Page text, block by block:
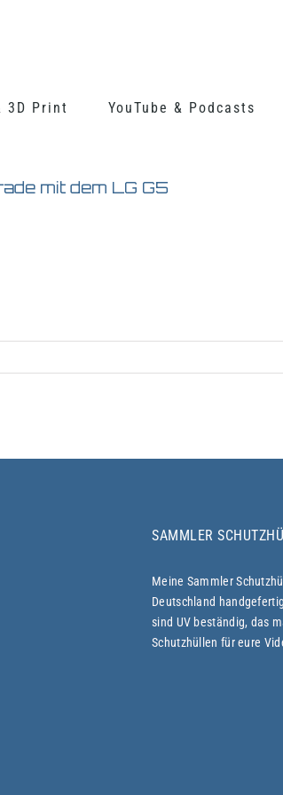
3D Print YouTube & Podcasts
mit dem LG G5
SAMMLER
Meine Sammler
Deutschland
sind UV beständig, das
Schutzhüllen für eure